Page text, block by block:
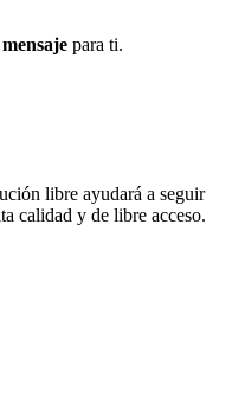
mensajepara ti.
libre ayudará a seguir
calidad y de libre acceso.